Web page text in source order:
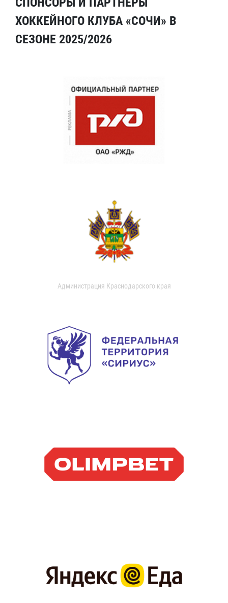
ХОККЕЙНОГО КЛУБА «СОЧИ» В
СЕЗОНЕ 2025/2026
Администрация Краснодарского края